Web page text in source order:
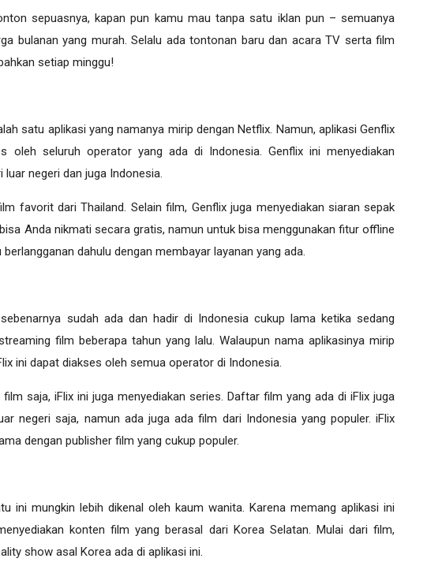
sepuasnya, kapan pun kamu mau tanpa satu iklan pun – semuanya
bulanan yang murah. Selalu ada tontonan baru dan acara TV serta film
setiap minggu!
satu aplikasi yang namanya mirip dengan Netflix. Namun, aplikasi Genflix
oleh seluruh operator yang ada di Indonesia. Genflix ini menyediakan
luar negeri dan juga Indonesia.
favorit dari Thailand. Selain film, Genflix juga menyediakan siaran sepak
Anda nikmati secara gratis, namun untuk bisa menggunakan fitur offline
dahulu dengan membayar layanan yang ada.
sudah ada dan hadir di Indonesia cukup lama ketika sedang
film beberapa tahun yang lalu. Walaupun nama aplikasinya mirip
ini dapat diakses oleh semua operator di Indonesia.
saja, iFlix ini juga menyediakan series. Daftar film yang ada di iFlix juga
negeri saja, namun ada juga ada film dari Indonesia yang populer. iFlix
dengan publisher film yang cukup populer.
ini mungkin lebih dikenal oleh kaum wanita. Karena memang aplikasi ini
konten film yang berasal dari Korea Selatan. Mulai dari film,
show asal Korea ada di aplikasi ini.